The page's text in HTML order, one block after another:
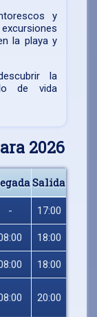
y
la playa y
la
de vida
2026
Salida
- 17:00
18:00
18:00
20:00